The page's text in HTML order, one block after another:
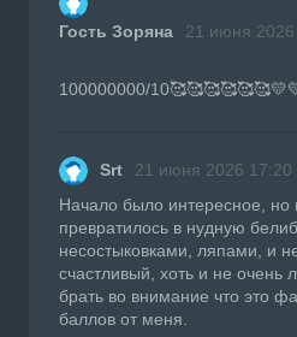
Гость Зоряна 21 июня 2026
100000000/
Srt 21 июня 2026 17:20
Начало было интересное, но
превратилось в нудную
несостыковками, ляпами, и
счастливый, хоть и не очень
брать во внимание что это
баллов от меня.